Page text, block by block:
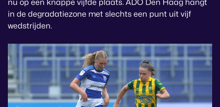
nu op een knappe vijfde plaats. ADO Den Haag hangt
in de degradatiezone met slechts een punt uit vijf
wedstrijden.